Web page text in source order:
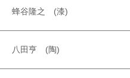
蜂谷隆之 (漆)
八田亨 (陶)